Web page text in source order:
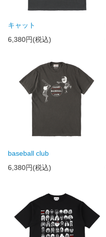
キャット
6,380円(税込)
baseball club
6,380円(税込)